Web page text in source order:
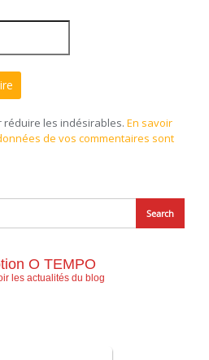
réduire les indésirables. En savoir
de vos commentaires sont
O TEMPO
les actualités du blog